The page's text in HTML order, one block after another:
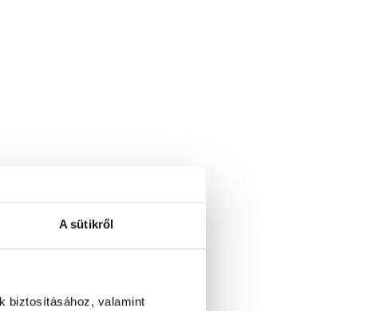
A sütikről
biztosításához, valamint